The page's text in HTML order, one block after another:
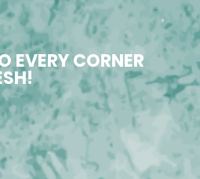
EVERY CORNER